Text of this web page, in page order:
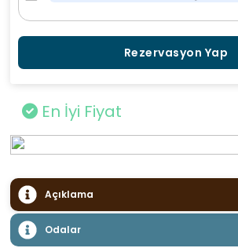
Rezervasyon Yap
En İyi Fiyat
Açıklama
Odalar